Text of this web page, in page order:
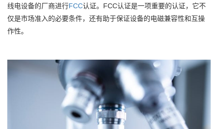
线电设备的厂商进行FCC认证。FCC认证是一项重要的认证，它不
仅是市场准入的必要条件，还有助于保证设备的电磁兼容性和互操
作性。